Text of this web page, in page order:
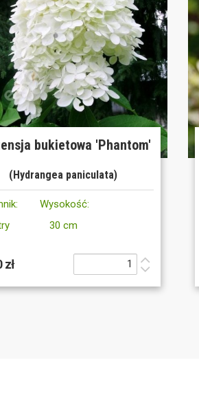
bukietowa 'Phantom'
(Hydrangea paniculata)
Wysokość:
30 cm
zł